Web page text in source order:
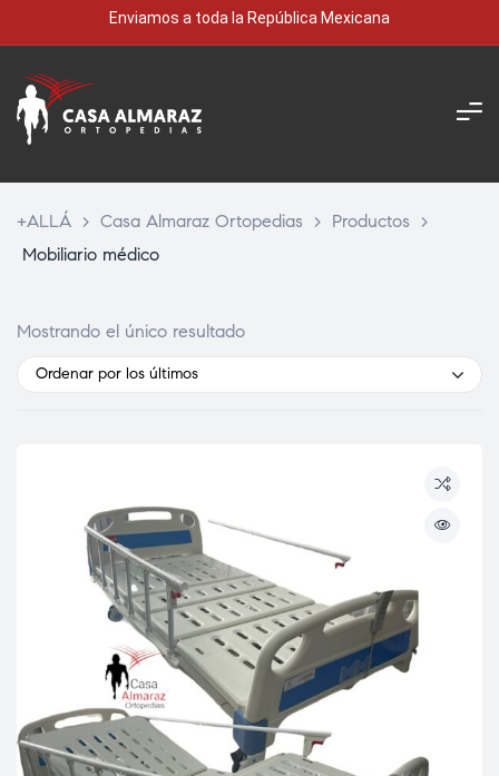
Enviamos a toda la República Mexicana
+ALLÁ > Casa Almaraz Ortopedias > Productos
>
Mobiliario médico
Mostrando el único resultado
Ordenar por los últimos